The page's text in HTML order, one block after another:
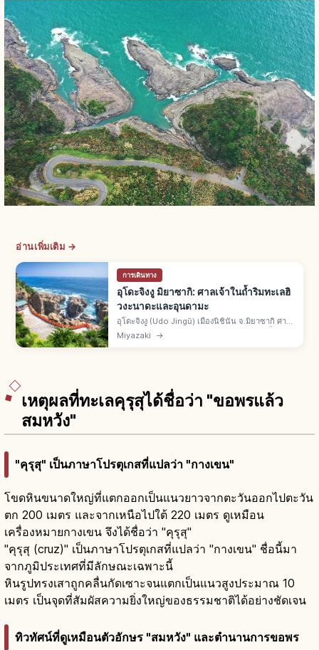
อ่านเพิ่มเติม →
การเดินทาง
อุโดะจิงงู มิยาซากิ: ศาลเจ้าในถ้ำริมทะเลฮิ
วงะนาดะและอุนดามะ
อุโดะจิงงู (Udo Jingū) เมืองนิชินัน จ.มิยาซากิ ศาล
เจ้าบนหน้าผาริมทะเลฮิวงะนาดะ ศาลหลักในถ้ำกัด
เซาะของทะเล รูปแบบ "คุดาริมิยะ" เดินลงเลียบ
Miyazaki →
เหตุผลที่ทะเลคุรุสุได้ชื่อว่า "ขอพรแล้ว
สมหวัง"
"คุรุสุ" เป็นภาษาโปรตุเกสที่แปลว่า "กางเขน"
โขดหินขนาดใหญ่ที่แตกออกเป็นแนวยาวจากตะวันออกไปตะวัน
ตก 200 เมตร และจากเหนือไปใต้ 220 เมตร ดูเหมือน
เครื่องหมายกางเขน จึงได้ชื่อว่า "คุรุสุ"
"คุรุสุ (cruz)" เป็นภาษาโปรตุเกสที่แปลว่า "กางเขน" ชื่อนี้มา
จากภูมิประเทศที่มีลักษณะเฉพาะนี้
หินรูปทรงเสาถูกคลื่นกัดเซาะจนแตกเป็นแนวสูงประมาณ 10
เมตร เป็นจุดที่สัมผัสความยิ่งใหญ่ของธรรมชาติได้อย่างชัดเจน
ทิวทัศน์ที่ดูเหมือนตัวอักษร "สมหวัง" และตำนานการขอพร